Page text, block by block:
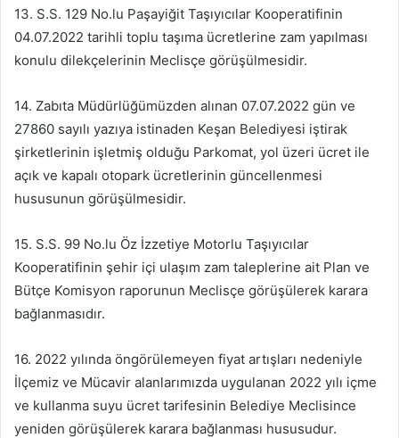
13. S.S. 129 No.lu Paşayiğit Taşıyıcılar Kooperatifinin
04.07.2022 tarihli toplu taşıma ücretlerine zam yapılması
konulu dilekçelerinin Meclisçe görüşülmesidir.
14. Zabıta Müdürlüğümüzden alınan 07.07.2022 gün ve
27860 sayılı yazıya istinaden Keşan Belediyesi iştirak
şirketlerinin işletmiş olduğu Parkomat, yol üzeri ücret ile
açık ve kapalı otopark ücretlerinin güncellenmesi
hususunun görüşülmesidir.
15. S.S. 99 No.lu Öz İzzetiye Motorlu Taşıyıcılar
Kooperatifinin şehir içi ulaşım zam taleplerine ait Plan ve
Bütçe Komisyon raporunun Meclisçe görüşülerek karara
bağlanmasıdır.
16. 2022 yılında öngörülemeyen fiyat artışları nedeniyle
İlçemiz ve Mücavir alanlarımızda uygulanan 2022 yılı içme
ve kullanma suyu ücret tarifesinin Belediye Meclisince
yeniden görüşülerek karara bağlanması hususudur.